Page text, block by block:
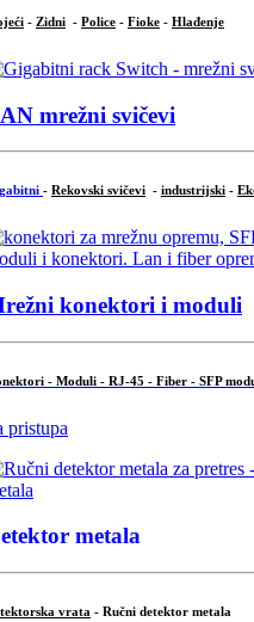
- Zidni - Police - Fioke - Hlađenje
mrežni svičevi
- Rekovski svičevi - industrijski -
konektori i moduli
- Moduli - RJ-45 - Fiber - SFP
pristupa
metala
vrata - Ručni detektor metala